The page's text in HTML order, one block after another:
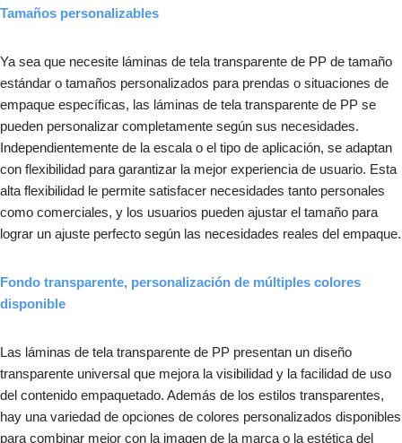
Tamaños personalizables
Ya sea que necesite láminas de tela transparente de PP de tamaño
estándar o tamaños personalizados para prendas o situaciones de
empaque específicas, las láminas de tela transparente de PP se
pueden personalizar completamente según sus necesidades.
Independientemente de la escala o el tipo de aplicación, se adaptan
con flexibilidad para garantizar la mejor experiencia de usuario. Esta
alta flexibilidad le permite satisfacer necesidades tanto personales
como comerciales, y los usuarios pueden ajustar el tamaño para
lograr un ajuste perfecto según las necesidades reales del empaque.
Fondo transparente, personalización de múltiples colores
disponible
Las láminas de tela transparente de PP presentan un diseño
transparente universal que mejora la visibilidad y la facilidad de uso
del contenido empaquetado. Además de los estilos transparentes,
hay una variedad de opciones de colores personalizados disponibles
para combinar mejor con la imagen de la marca o la estética del